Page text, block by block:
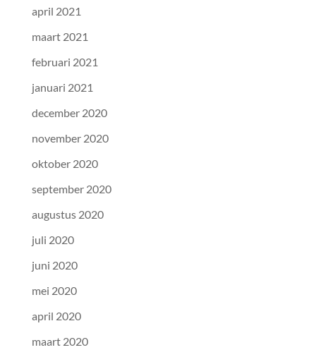
april 2021
maart 2021
februari 2021
januari 2021
december 2020
november 2020
oktober 2020
september 2020
augustus 2020
juli 2020
juni 2020
mei 2020
april 2020
maart 2020